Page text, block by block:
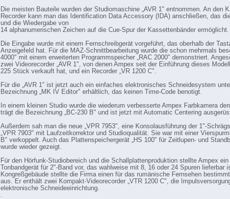
Die meisten Bauteile wurden der Studiomaschine „AVR 1" entnommen. An den
Recorder kann man das Identification Data Accessory (IDA) anschließen, das
und die Wiedergabe von
14 alphanumerischen Zeichen auf die Cue-Spur der Kassettenbänder ermöglicht.
Die Eingabe wurde mit einem Fernschreibgerät vorgeführt, das oberhalb der
Anzeigefeld hat. Für die MAZ-Schnittbearbeitung wurde die schon mehrmals
4000" mit einem erweiterten Programmspeicher „RAC 2000" demonstriert.
zwei Videorecorder „AVR 1", von denen Ampex seit der Einführung dieses
225 Stück verkauft hat, und ein Recorder „VR 1200 C".
Für die „AVR 1" ist jetzt auch ein einfaches elektronisches Schneidesystem
Bezeichnung „MK IV Editor" erhältlich, das keinen Time-Code benotigt.
In einem kleinen Studio wurde die wiederum verbesserte Ampex Farbkamera
trägt die Bezeichnung „BC-230 B" und ist jetzt mit Automatic Centering
Außerdem sah man die neue „VPR 7953", eine Konsolausführung der 1"-
„VPR 7903" mit Laufzeitkorrektor und Studioqualität. Sie war mit einer
B" verkoppelt. Auch das Plattenspeichergerät „HS 100" für Zeitlupen- und
wurde wieder gezeigt.
Für den Hörfunk-Studiobereich und die Schallplattenproduktion stellte Ampex ein
Tonbandgerät für 2"-Band vor, das wahlweise mit 8, 16 oder 24 Spuren lieferbar
Kongreßgebäude stellte die Firma einen für das rumänische Fernsehen
aus. Er enthält zwei Kompakt-Videorecorder „VTR 1200 C", die
elektronische Schneideeinrichtung.
.